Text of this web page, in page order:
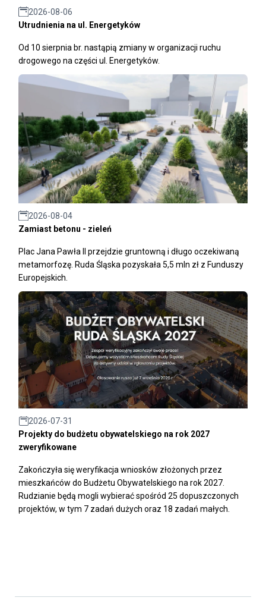
2026-08-06
Utrudnienia na ul. Energetyków
Od 10 sierpnia br. nastąpią zmiany w organizacji ruchu
drogowego na części ul. Energetyków.
2026-08-04
Zamiast betonu - zieleń
Plac Jana Pawła II przejdzie gruntowną i długo oczekiwaną
metamorfozę. Ruda Śląska pozyskała 5,5 mln zł z Funduszy
Europejskich.
2026-07-31
Projekty do budżetu obywatelskiego na rok 2027
zweryfikowane
Zakończyła się weryfikacja wniosków złożonych przez
mieszkańców do Budżetu Obywatelskiego na rok 2027.
Rudzianie będą mogli wybierać spośród 25 dopuszczonych
projektów, w tym 7 zadań dużych oraz 18 zadań małych.